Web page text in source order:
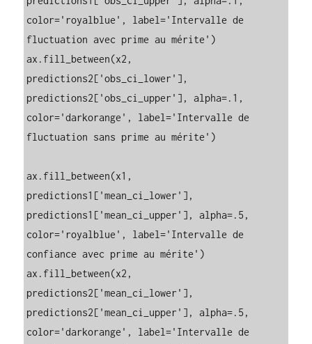
color='royalblue', label='Intervalle de
fluctuation avec prime au mérite')
ax.fill_between(x2,
predictions2['obs_ci_lower'],
predictions2['obs_ci_upper'], alpha=.1,
color='darkorange', label='Intervalle de
fluctuation sans prime au mérite')
ax.fill_between(x1,
predictions1['mean_ci_lower'],
predictions1['mean_ci_upper'], alpha=.5,
color='royalblue', label='Intervalle de
confiance avec prime au mérite')
ax.fill_between(x2,
predictions2['mean_ci_lower'],
predictions2['mean_ci_upper'], alpha=.5,
color='darkorange', label='Intervalle de